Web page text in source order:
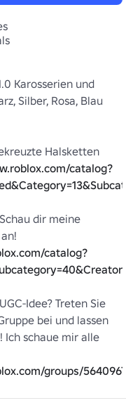
Karosserien und
Silber, Rosa, Blau
Halsketten
catalog?
dir meine
catalog?
Idee? Treten Sie
bei und lassen
Ich schaue mir alle
groups/5640967